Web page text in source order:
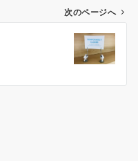
次のページへ